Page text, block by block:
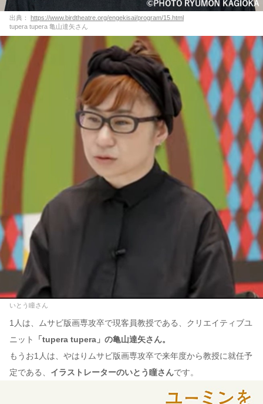
出典：
https://www.birdtheatre.org/engekisai/program/15.html
tupera tupera 亀山達矢さん
いとう瞳さん
1人は、ムサビ版画専攻卒で現客員教授である、クリエイティブユ
ニット
「tupera tupera」の亀山達矢さん。
もうお1人は、やはりムサビ版画専攻卒で来年度から教授に就任予
定である、 イラストレーターのいとう瞳さんです。